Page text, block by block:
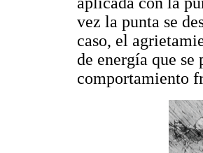
vez la punta se
caso, el
de energía que
comportamiento